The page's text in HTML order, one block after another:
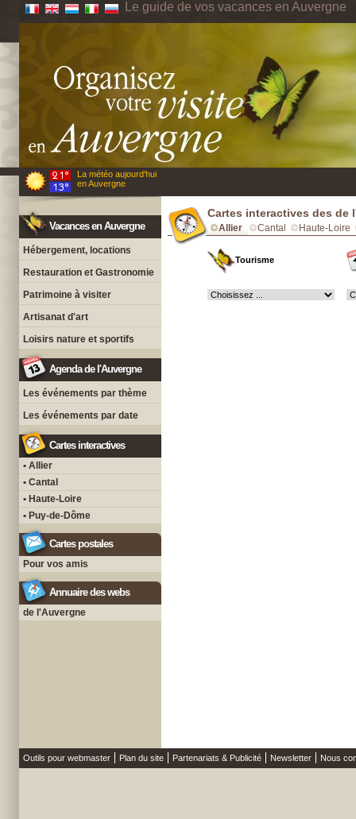
Le guide de vos vacances en Auvergne
La météo aujourd'hui
en Auvergne
Vacances en Auvergne
Hébergement, locations
Restauration et Gastronomie
Patrimoine à visiter
Artisanat d'art
Loisirs nature et sportifs
Agenda de l'Auvergne
Les événements par thème
Les événements par date
Cartes interactives
• Allier
• Cantal
• Haute-Loire
• Puy-de-Dôme
Cartes postales
Pour vos amis
Annuaire des webs
de l'Auvergne
Cartes interactives des de
Allier Cantal Haute-Loire
Tourisme
Outils pour webmaster Plan du site Partenariats & Publicité Newsletter Nous